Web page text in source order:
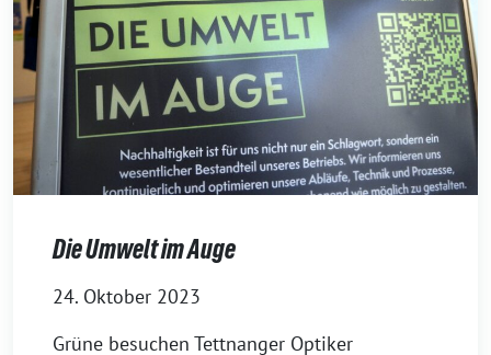
Die Umwelt im Auge
24. Oktober 2023
Grüne besu­chen Tettnanger Optiker